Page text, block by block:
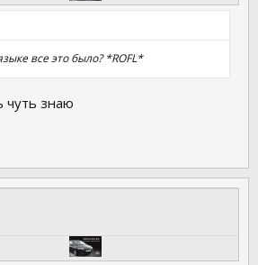
все это было? *ROFL*
чуть знаю